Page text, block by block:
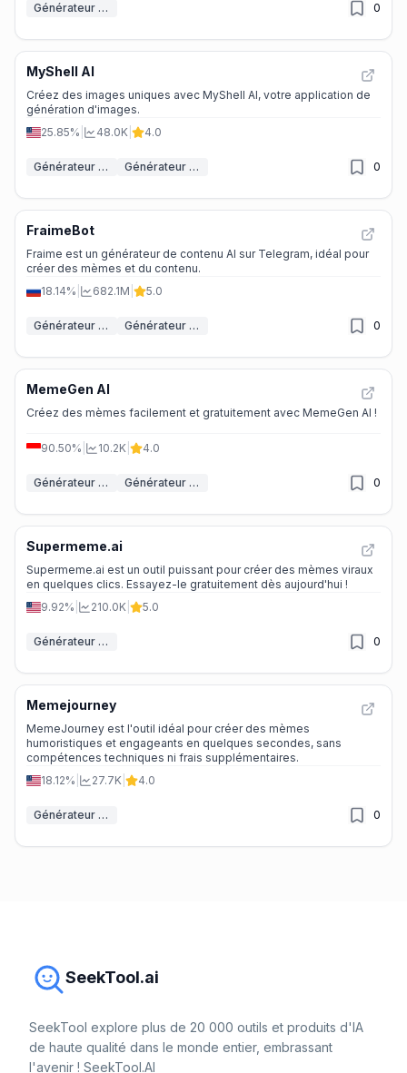
Générateur de Mèmes IA 0
MyShell AI
Créez des images uniques avec MyShell AI, votre application de
génération d'images.
25.85%
48.0K 4.0
Générateur de Mèmes IA Générateur d'images IA 0
FraimeBot
Fraime est un générateur de contenu AI sur Telegram, idéal pour
créer des mèmes et du contenu.
18.14%
682.1M 5.0
Générateur de Mèmes IA Générateur de publications sur les réseaux sociaux IA 0
MemeGen AI
Créez des mèmes facilement et gratuitement avec MemeGen AI !
90.50% 10.2K 4.0
Générateur de Mèmes IA Générateur de GIF IA 0
Supermeme.ai
Supermeme.ai est un outil puissant pour créer des mèmes viraux
en quelques clics. Essayez-le gratuitement dès aujourd'hui !
9.92%
210.0K 5.0
Générateur de Mèmes IA 0
Memejourney
MemeJourney est l'outil idéal pour créer des mèmes
humoristiques et engageants en quelques secondes, sans
compétences techniques ni frais supplémentaires.
18.12%
27.7K 4.0
Générateur de Mèmes IA 0
SeekTool.ai
SeekTool explore plus de 20 000 outils et produits d'IA
de haute qualité dans le monde entier, embrassant
l'avenir ! SeekTool.AI